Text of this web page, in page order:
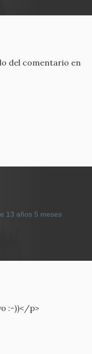
del comentario en
13 años 5 mesesEn
feliz
:-))</p>